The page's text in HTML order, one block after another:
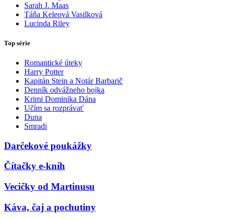
Sarah J. Maas
Táňa Keleová Vasilková
Lucinda Riley
Top série
Romantické úteky
Harry Potter
Kapitán Stein a Notár Barbarič
Denník odvážneho bojka
Krimi Dominika Dána
Učím sa rozprávať
Duna
Smradi
Darčekové poukážky
Čítačky e-kníh
Vecičky od Martinusu
Káva, čaj a pochutiny